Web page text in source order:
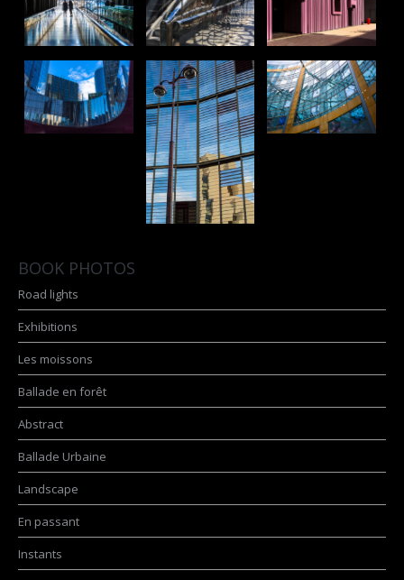
BOOK PHOTOS
Road lights
Exhibitions
Les moissons
Ballade en forêt
Abstract
Ballade Urbaine
Landscape
En passant
Instants